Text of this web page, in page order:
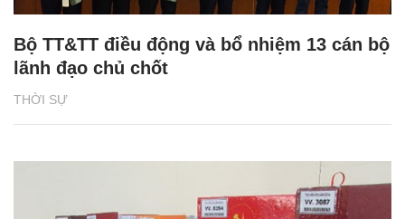
THỜI SỰ
Bộ TT&TT điều động và bổ nhiệm 13 cán bộ
lãnh đạo chủ chốt